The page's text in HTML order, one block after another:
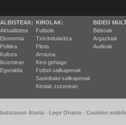
ALBISTEAK:
Aktualitatea
Ekonomia
Politika
Kultura
Ikusmiran
Eguraldia
KIROLAK:
Futbola
Txirrindularitza
Pilota
Arrauna
Kirol gehiago
Futbol sailkapenak
Saskibaloi sailkapenak
Kirolak zuzenean
BIDEO
Bideoak
Argazkiak
Audioak
Ataria - Lege Oharra - Cookien